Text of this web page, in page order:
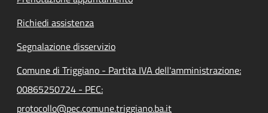
Richiedi assistenza
Segnalazione disservizio
Comune di Triggiano - Partita IVA dell'amministrazione:
00865250724 - PEC:
protocollo@pec.comune.triggiano.ba.it